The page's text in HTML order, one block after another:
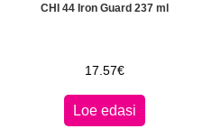
CHI 44 Iron Guard 237 ml
17.57€
Loe edasi